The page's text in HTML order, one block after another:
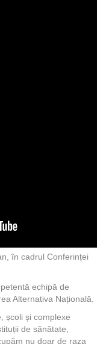
în cadrul Conferinței
echipă de
Alternativa Națională.
școli și complexe
de sănătate,
nu doar de raza